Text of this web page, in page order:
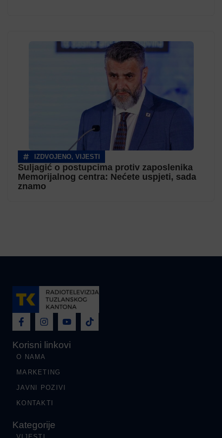
IZDVOJENO, VIJESTI
Suljagić o postupcima protiv zaposlenika
Memorijalnog centra: Nećete uspjeti, sada
znamo
Korisni linkovi
O NAMA
MARKETING
JAVNI POZIVI
KONTAKTI
Kategorije